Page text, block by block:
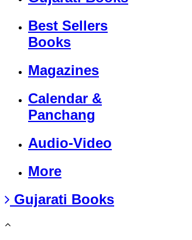
Best Sellers
Books
Magazines
Calendar &
Panchang
Audio-Video
More
Gujarati Books